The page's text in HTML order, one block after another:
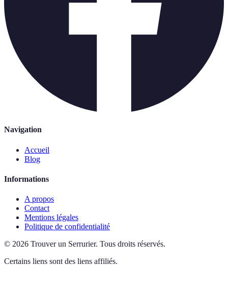
Navigation
Accueil
Blog
Informations
A propos
Contact
Mentions légales
Politique de confidentialité
© 2026 Trouver un Serrurier. Tous droits réservés.
Certains liens sont des liens affiliés.